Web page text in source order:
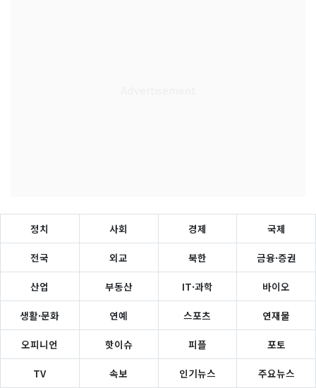
정치 사회 경제 국제
전국 외교 북한 금융·증권
산업 부동산 IT·과학 바이오
생활·문화 연예 스포츠 연재물
오피니언 핫이슈 피플 포토
TV 속보 인기뉴스 주요뉴스